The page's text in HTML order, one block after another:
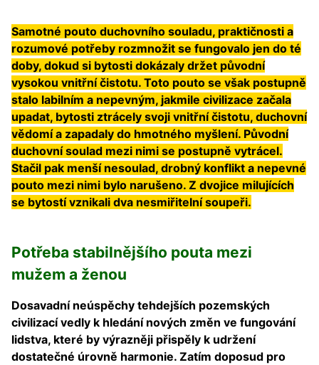
Samotné pouto duchovního souladu, praktičnosti a
rozumové potřeby rozmnožit se fungovalo jen do té
doby, dokud si bytosti dokázaly držet původní
vysokou vnitřní čistotu. Toto pouto se však postupně
stalo labilním a nepevným, jakmile civilizace začala
upadat, bytosti ztrácely svoji vnitřní čistotu, duchovní
vědomí a zapadaly do hmotného myšlení. Původní
duchovní soulad mezi nimi se postupně vytrácel.
Stačil pak menší nesoulad, drobný konflikt a nepevné
pouto mezi nimi bylo narušeno. Z dvojice milujících
se bytostí vznikali dva nesmiřitelní soupeři.
Potřeba stabilnějšího pouta mezi
mužem a ženou
Dosavadní neúspěchy tehdejších pozemských
civilizací vedly k hledání nových změn ve fungování
lidstva, které by výrazněji přispěly k udržení
dostatečné úrovně harmonie. Zatím doposud pro